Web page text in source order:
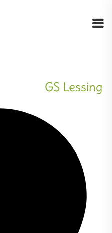
GS Lessing